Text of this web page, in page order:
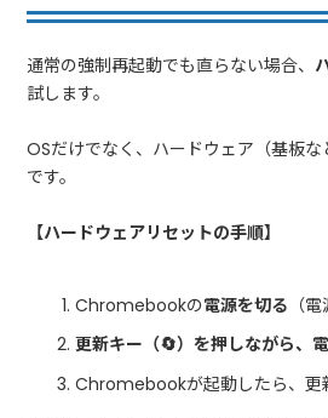
通常の強制再起動でも直らない場合、
試します。
OSだけでなく、ハードウェア（基板
です。
【ハードウェアリセットの手順】
Chromebookの電源を切る （
更新キー（🔄）を押しながら、
Chromebookが起動したら、更